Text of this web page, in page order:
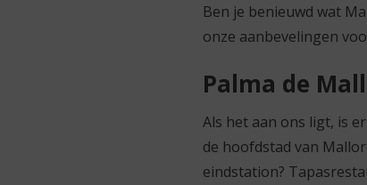
Ben je benieuwd wat
onze aanbevelingen
Palma de
Als het aan ons ligt, is
de hoofdstad van
eindstation?